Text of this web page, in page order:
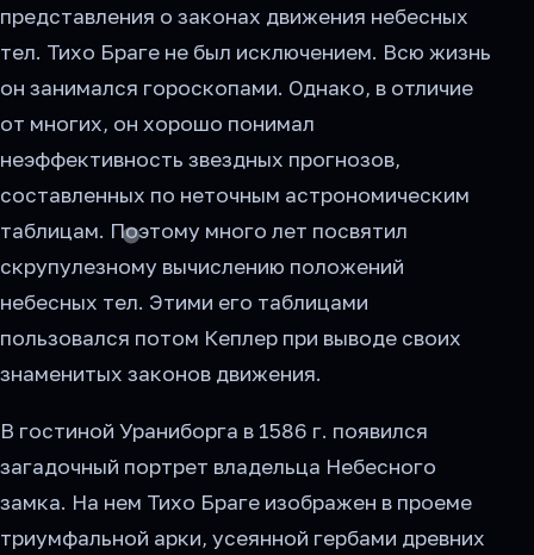
представления о законах движения небесных
тел. Тихо Браге не был исключением. Всю жизнь
он занимался гороскопами. Однако, в отличие
от многих, он хорошо понимал
неэффективность звездных прогнозов,
составленных по неточным астрономическим
таблицам. Поэтому много лет посвятил
скрупулезному вычислению положений
небесных тел. Этими его таблицами
пользовался потом Кеплер при выводе своих
знаменитых законов движения.
В гостиной Ураниборга в 1586 г. появился
загадочный портрет владельца Небесного
замка. На нем Тихо Браге изображен в проеме
триумфальной арки, усеянной гербами древних